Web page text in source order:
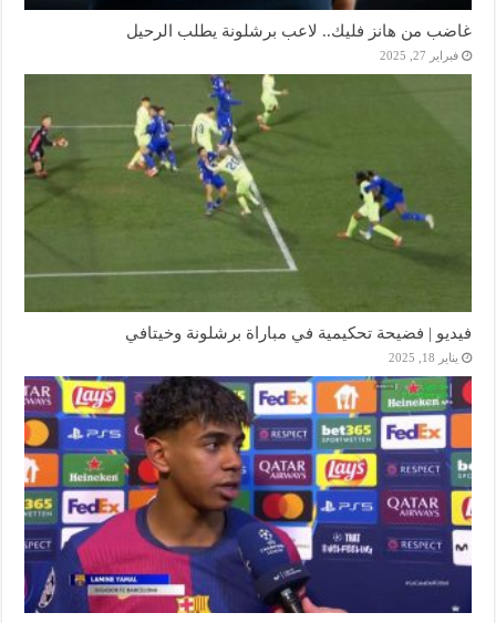
غاضب من هانز فليك.. لاعب برشلونة يطلب الرحيل
فبراير 27, 2025
فيديو | فضيحة تحكيمية في مباراة برشلونة وخيتافي
يناير 18, 2025